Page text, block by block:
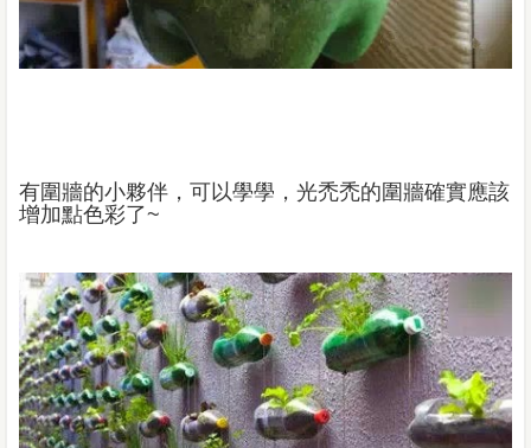
有圍牆的小夥伴，可以學學，光禿禿的圍牆確實應該
增加點色彩了~